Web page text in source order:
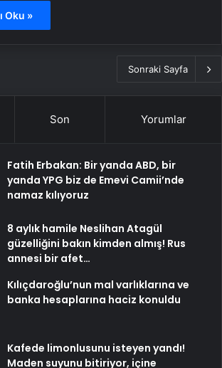
Oku »
Sonraki Sayfa
Son Yorumlar
Fatih Erbakan: Bir yanda ABD, bir
yanda YPG biz de Emevi Camii’nde
namaz kılıyoruz
8 aylık hamile Neslihan Atagül
güzelliğini bakın kimden almış! Rus
annesi bir afet…
Kılıçdaroğlu’nun mal varlıklarına ve
banka hesaplarına haciz konuldu
Kafede limonlusunu isteyen yandı!
Maden suyunu bitiriyor, içine